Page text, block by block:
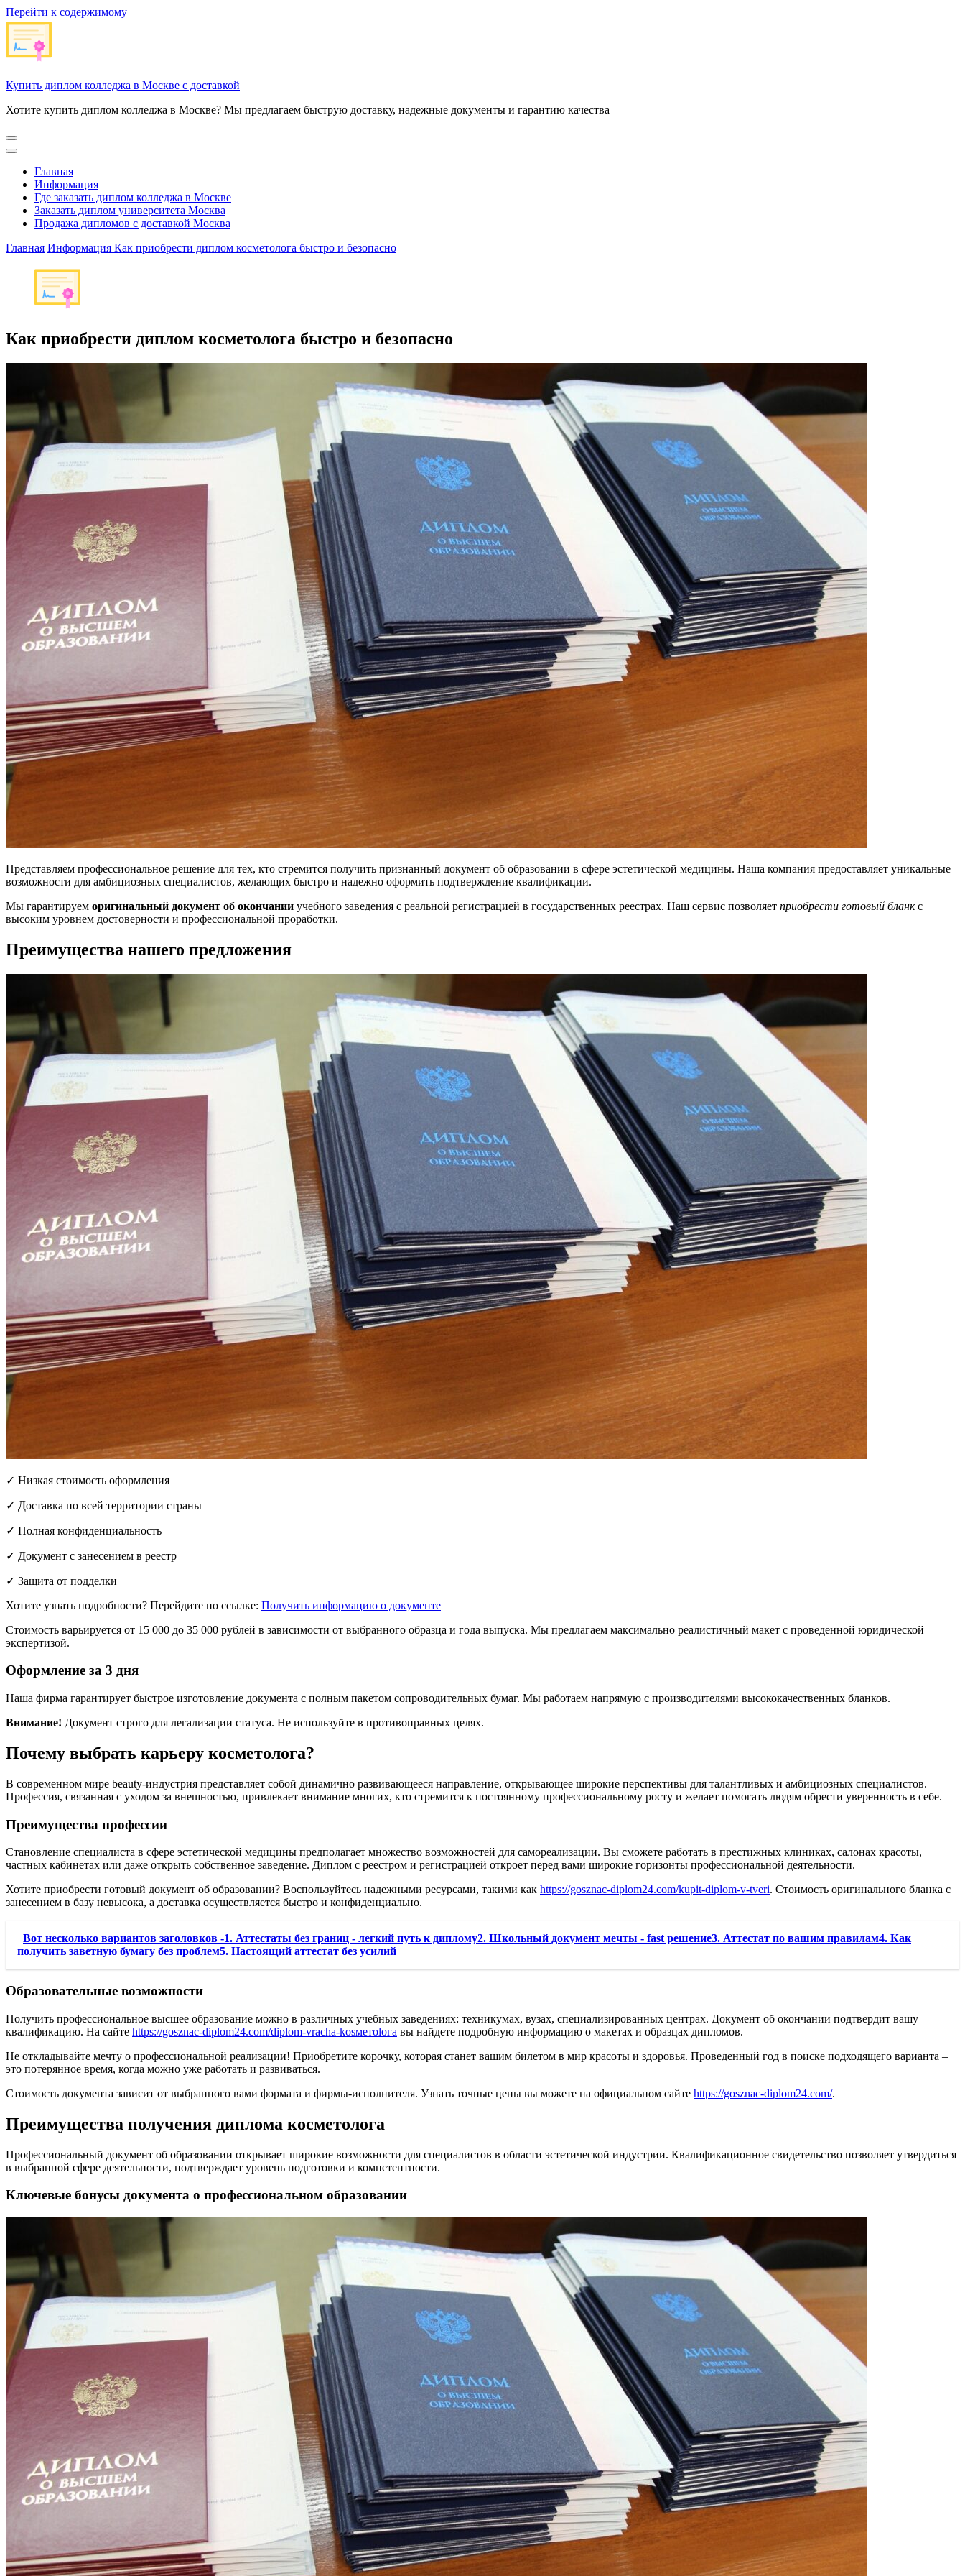
Перейти к содержимому
Купить диплом колледжа в Москве с доставкой
Хотите купить диплом колледжа в Москве? Мы предлагаем быструю доставку, надежные документы и гарантию качества
Главная
Информация
Где заказать диплом колледжа в Москве
Заказать диплом университета Москва
Продажа дипломов с доставкой Москва
Главная Информация Как приобрести диплом косметолога быстро и безопасно
Как приобрести диплом косметолога быстро и безопасно
Представляем профессиональное решение для тех, кто стремится получить признанный документ об образовании в сфере эстетической медицины. Наша компания предоставляет уникальные
возможности для амбициозных специалистов, желающих быстро и надежно оформить подтверждение квалификации.
Мы гарантируем оригинальный документ об окончании учебного заведения с реальной регистрацией в государственных реестрах. Наш сервис позволяет приобрести готовый бланкс
высоким уровнем достоверности и профессиональной проработки.
Преимущества нашего предложения
✓ Низкая стоимость оформления
✓ Доставка по всей территории страны
✓ Полная конфиденциальность
✓ Документ с занесением в реестр
✓ Защита от подделки
Хотите узнать подробности? Перейдите по ссылке: Получить информацию о документе
Стоимость варьируется от 15 000 до 35 000 рублей в зависимости от выбранного образца и года выпуска. Мы предлагаем максимально реалистичный макет с проведенной юридической
экспертизой.
Оформление за 3 дня
Наша фирма гарантирует быстрое изготовление документа с полным пакетом сопроводительных бумаг. Мы работаем напрямую с производителями высококачественных бланков.
Внимание! Документ строго для легализации статуса. Не используйте в противоправных целях.
Почему выбрать карьеру косметолога?
В современном мире beauty-индустрия представляет собой динамично развивающееся направление, открывающее широкие перспективы для талантливых и амбициозных специалистов.
Профессия, связанная с уходом за внешностью, привлекает внимание многих, кто стремится к постоянному профессиональному росту и желает помогать людям обрести уверенность в себе.
Преимущества профессии
Становление специалиста в сфере эстетической медицины предполагает множество возможностей для самореализации. Вы сможете работать в престижных клиниках, салонах красоты,
частных кабинетах или даже открыть собственное заведение. Диплом с реестром и регистрацией откроет перед вами широкие горизонты профессиональной деятельности.
Хотите приобрести готовый документ об образовании? Воспользуйтесь надежными ресурсами, такими как https://gosznac-diplom24.com/kupit-diplom-v-tveri. Стоимость оригинального бланка с
занесением в базу невысока, а доставка осуществляется быстро и конфиденциально.
Вот несколько вариантов заголовков -1. Аттестаты без границ - легкий путь к диплому2. Школьный документ мечты - fast решение3. Аттестат по вашим правилам4. Как
получить заветную бумагу без проблем5. Настоящий аттестат без усилий
Образовательные возможности
Получить профессиональное высшее образование можно в различных учебных заведениях: техникумах, вузах, специализированных центрах. Документ об окончании подтвердит вашу
квалификацию. На сайте https://gosznac-diplom24.com/diplom-vracha-kosметolога вы найдете подробную информацию о макетах и образцах дипломов.
Не откладывайте мечту о профессиональной реализации! Приобретите корочку, которая станет вашим билетом в мир красоты и здоровья. Проведенный год в поиске подходящего варианта –
это потерянное время, когда можно уже работать и развиваться.
Стоимость документа зависит от выбранного вами формата и фирмы-исполнителя. Узнать точные цены вы можете на официальном сайте https://gosznac-diplom24.com/.
Преимущества получения диплома косметолога
Профессиональный документ об образовании открывает широкие возможности для специалистов в области эстетической индустрии. Квалификационное свидетельство позволяет утвердиться
в выбранной сфере деятельности, подтверждает уровень подготовки и компетентности.
Ключевые бонусы документа о профессиональном образовании